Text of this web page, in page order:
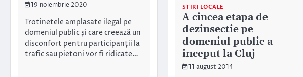
19 noiembrie 2020
Trotinetele amplasate ilegal pe
domeniul public și care creează un
disconfort pentru participanții la
trafic sau pietoni vor fi ridicate…
STIRI LOCALE
A cincea etapa de
dezinsectie pe
domeniul public a
inceput la Cluj
11 august 2014